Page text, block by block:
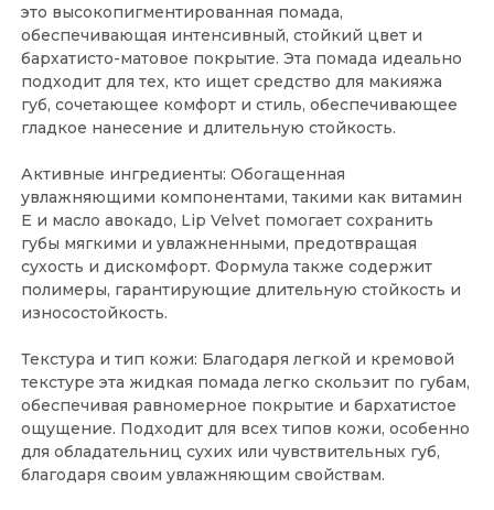
это высокопигментированная помада,
обеспечивающая интенсивный, стойкий цвет и
бархатисто-матовое покрытие. Эта помада идеально
подходит для тех, кто ищет средство для макияжа
губ, сочетающее комфорт и стиль, обеспечивающее
гладкое нанесение и длительную стойкость.
Активные ингредиенты: Обогащенная
увлажняющими компонентами, такими как витамин
Е и масло авокадо, Lip Velvet помогает сохранить
губы мягкими и увлажненными, предотвращая
сухость и дискомфорт. Формула также содержит
полимеры, гарантирующие длительную стойкость и
износостойкость.
Текстура и тип кожи: Благодаря легкой и кремовой
текстуре эта жидкая помада легко скользит по губам,
обеспечивая равномерное покрытие и бархатистое
ощущение. Подходит для всех типов кожи, особенно
для обладательниц сухих или чувствительных губ,
благодаря своим увлажняющим свойствам.